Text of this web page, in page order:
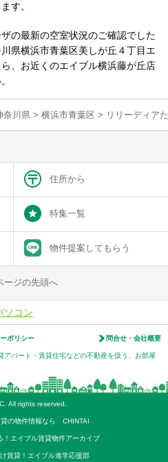
す。
の最新の空室状況のご確認でした
県横浜市青葉区美しが丘４丁目エ
、お近くのエイブル横浜藤が丘店
奈川県 > 横浜市青葉区 > リリーディア
住所から
特集一覧
物件提案してもらう
ージの先頭へ
ソコン
ポリシー 問合せ・会社概要
パート・賃貸住宅などの不動産を扱う、お部屋
All rights reserved.
の物件情報なら CHINTAI
！エイブル賃貸物件アーカイブ
賃貸！エイブル進学応援部